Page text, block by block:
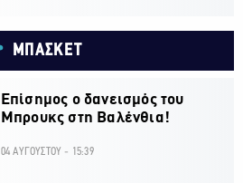
ΜΠΑΣΚΕΤ
Επίσημος ο δανεισμός του
Μπρουκς στη Βαλένθια!
04 ΑΥΓΟΥΣΤΟΥ - 15:39